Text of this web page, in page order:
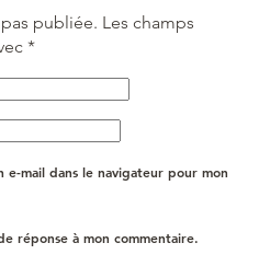
publiée. Les champs
*
mail dans le navigateur pour mon
réponse à mon commentaire.